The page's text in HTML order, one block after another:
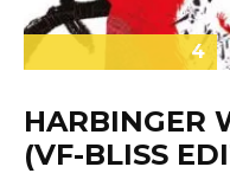
4
HARBINGER
(VF-BLISS